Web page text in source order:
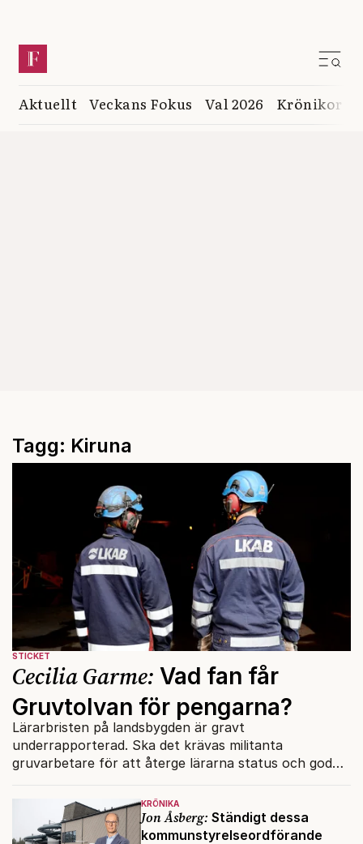
Aktuellt Veckans Fokus Val 2026 Krönikor
Tagg: Kiruna
KRÖNIKA
Jon Åsberg: Ständigt dessa
kommunstyrelseordförande
STICKET
Cecilia Garme: Vad fan får
Gruvtolvan för pengarna?
Lärarbristen på landsbygden är gravt
underrapporterad. Ska det krävas militanta
gruvarbetare för att återge lärarna status och god